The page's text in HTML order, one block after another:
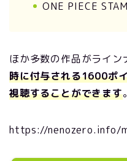
ONE PIECE
ほか多数の作品がライン
時に付与される1600ポ
視聴することができます。
https://nenozero.info/